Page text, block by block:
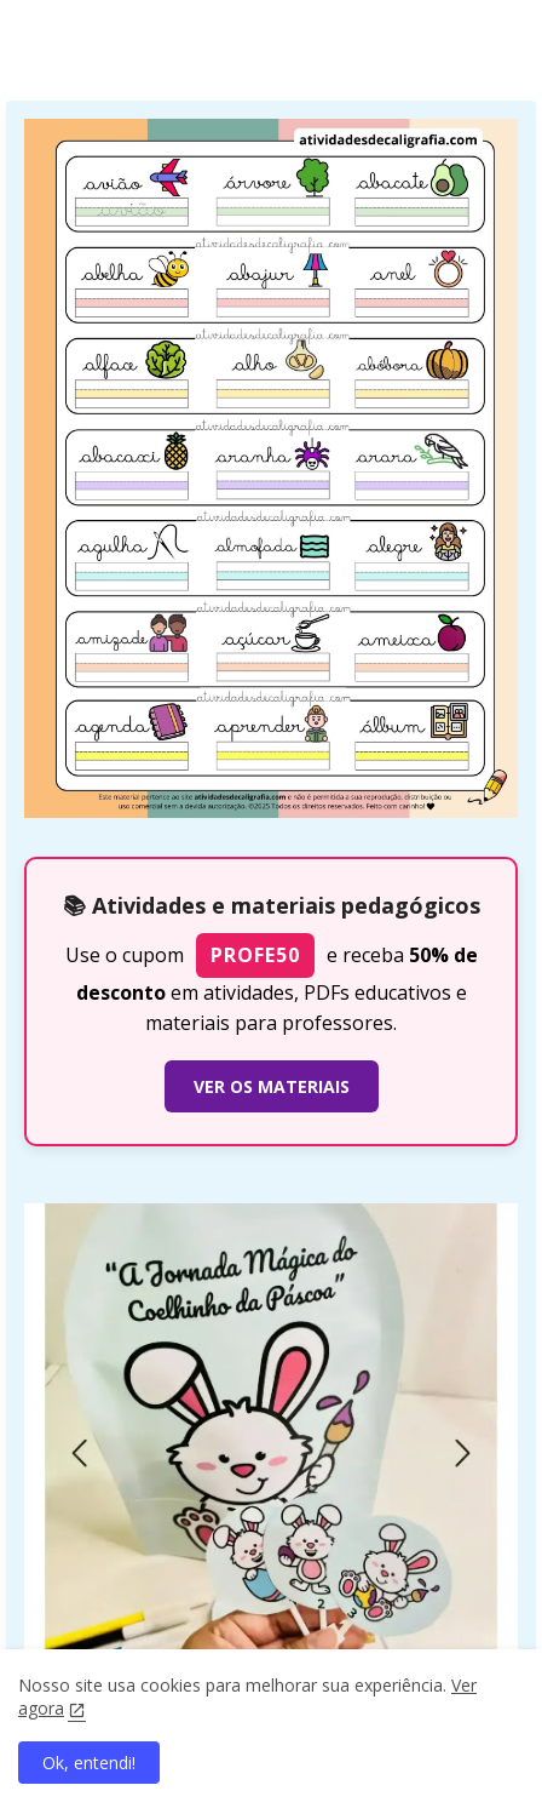
📚 Atividades e materiais pedagógicos
Use o cupom PROFE50 e receba 50% de
descontoem atividades, PDFs educativos e
materiais para professores.
VER OS MATERIAIS
Nosso site usa cookies para melhorar sua experiência. Ver
agora
Ok, entendi!
home search